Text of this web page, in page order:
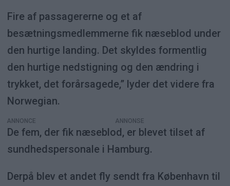
Fire af passagererne og et af
besætningsmedlemmerne fik næseblod under
den hurtige landing. Det skyldes formentlig
den hurtige nedstigning og den ændring i
trykket, det forårsagede,” lyder det videre fra
Norwegian.
ANNONCE
De fem, der fik næseblod, er blevet tilset af
sundhedspersonale i Hamburg.
Derpå blev et andet fly sendt fra København til